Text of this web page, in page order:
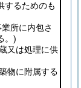
するためのも
所に内包さ
。)
又は処理に供
物に附属する